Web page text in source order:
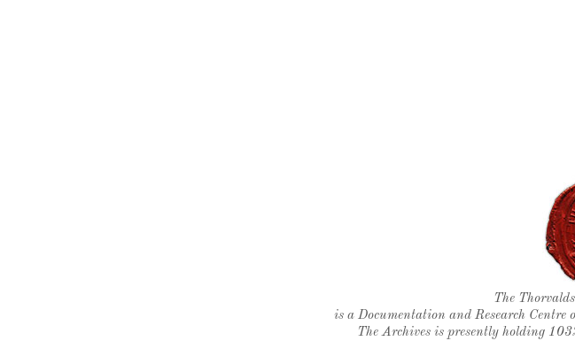
The
is a Documentation and Research Centre
The Archives is presently holding